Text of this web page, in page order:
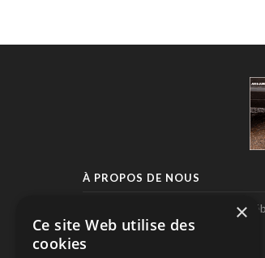
À PROPOS DE NOUS
Pole-Position, le seul magazine
automobile.
SUIVEZ-NOUS
×
Ce site Web utilise des
cookies